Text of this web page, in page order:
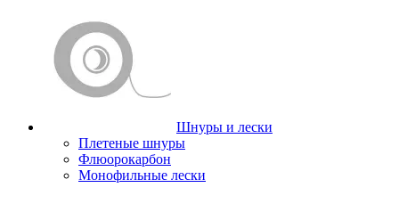
Шнуры и лески
Плетеные шнуры
Флюорокарбон
Монофильные лески